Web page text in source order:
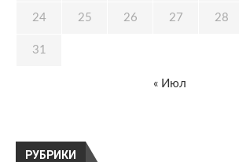
РУБРИКИ
24 25 26 27 28
31
« Июл